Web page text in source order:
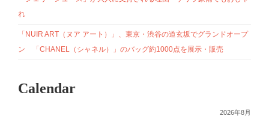
れ
「NUIR ART（ヌア アート）」、東京・渋谷の道玄坂でグランドオープ
ン 「CHANEL（シャネル）」のバッグ約1000点を展示・販売
Calendar
2026年8月